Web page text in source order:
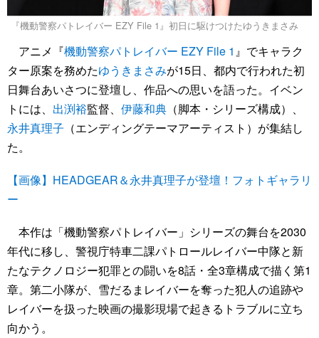
『機動警察パトレイバー EZY File 1』初日に駆けつけたゆうきまさみ
アニメ『機動警察パトレイバー EZY File 1 』でキャラク
ター原案を務めたゆうきまさみが15日、都内で行われた初
日舞台あいさつに登壇し、作品への思いを語った。イベン
トには、 出渕裕監督、 伊藤和典 （脚本・シリーズ構成）、
永井真理子 （エンディングテーマアーティスト）が集結し
た。
【画像】HEADGEAR＆永井真理子が登壇！フォトギャラリ
ー
本作は「機動警察パトレイバー」シリーズの舞台を2030
年代に移し、警視庁特車二課パトロールレイバー中隊と新
たなテクノロジー犯罪との闘いを8話・全3章構成で描く第1
章。第二小隊が、雪だるまレイバーを奪った犯人の追跡や
レイバーを扱った映画の撮影現場で起きるトラブルに立ち
向かう。